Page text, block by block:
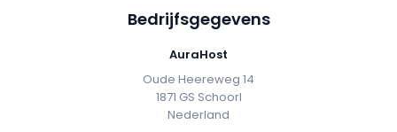
Bedrijfsgegevens
AuraHost
Oude Heereweg 14
1871 GS Schoorl
Nederland